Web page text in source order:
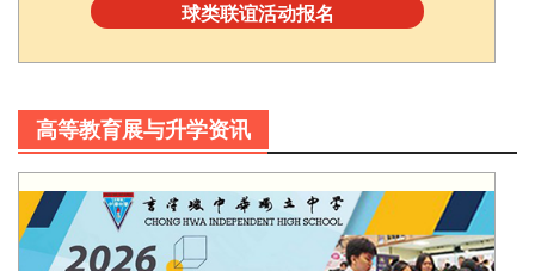
球类联谊活动报名
高等教育展与升学资讯